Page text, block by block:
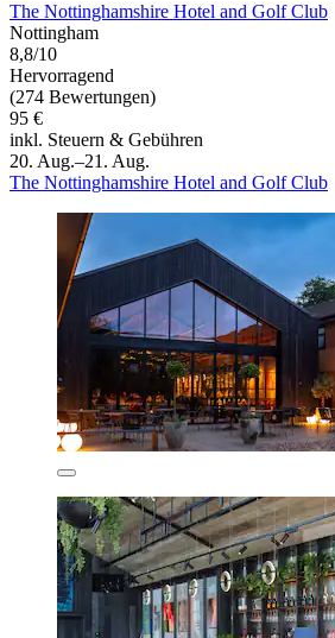
The Nottinghamshire Hotel and Golf Club
Nottingham
8,8/10
Hervorragend
(274 Bewertungen)
95 €
inkl. Steuern & Gebühren
20. Aug.–21. Aug.
The Nottinghamshire Hotel and Golf Club